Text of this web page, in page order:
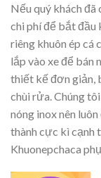
Nếu quý khách
chi phí để bắt đầu
riêng khuôn ép cá
lắp vào xe để bán
thiết kế đơn giản,
chùi rửa. Chúng
nóng inox nên
thành cực kì cạnh
Khuonepchaca